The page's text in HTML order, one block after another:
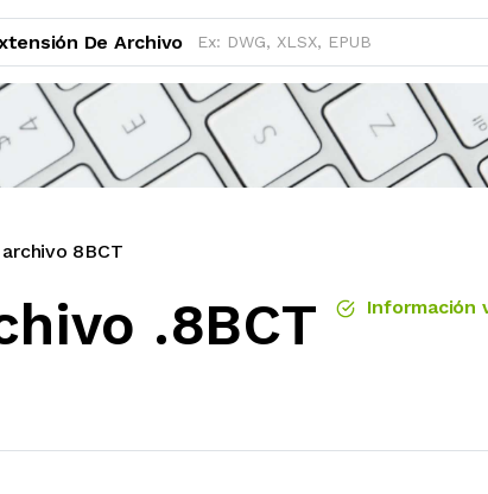
De Archivo
8BCT
.8BCT Información